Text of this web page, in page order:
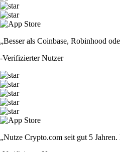
„Besser als Coinbase, Robinhood
-Verifizierter Nutzer
„Nutze Crypto.com seit gut 5